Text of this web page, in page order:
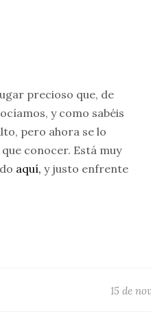
precioso que, de
y como sabéis
pero ahora se lo
conocer. Está muy
aquí, y justo enfrente
15 de